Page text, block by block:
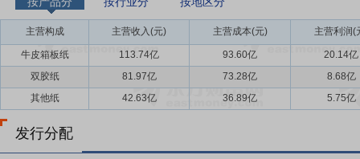
主营构成 主营收入(元) 主营成本(元) 主营利润(
牛皮箱板纸 113.74亿 93.60亿
20.14亿
双胶纸
81.97亿 73.28亿
8.68亿
其他纸
42.63亿 36.89亿 5.75亿
发行分配